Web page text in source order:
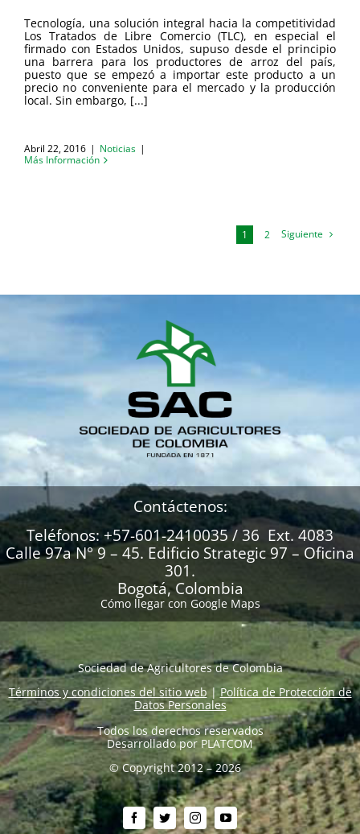
Tecnología, una solución integral hacia la competitividad
Los Tratados de Libre Comercio (TLC), en especial el
firmado con Estados Unidos, supuso desde el principio
una barrera para los productores de arroz del país,
puesto que se empezó a importar este producto a un
precio no conveniente para el mercado y la producción
local. Sin embargo, [...]
Abril 22, 2016 | Noticias |
Más Información
1 2 Siguiente
Contáctenos:
Teléfonos: +57-601-2410035 / 36 Ext. 4083
Calle 97a N° 9 – 45. Edificio Strategic 97 – Oficina
301.
Bogotá, Colombia
Cómo llegar con Google Maps
Sociedad de Agricultores de Colombia
Términos y condiciones del sitio web|Política de Protección de
Datos Personales
Todos los derechos reservados
Desarrollado por PLATCOM
© Copyright 2012 – 2026